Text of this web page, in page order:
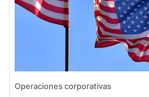
Operaciones corporativas